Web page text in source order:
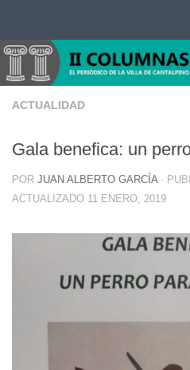
ACTUALIDAD
Gala benefica: un
POR JUAN ALBERTO GARCÍA ·
ACTUALIZADO 11 ENERO, 2019